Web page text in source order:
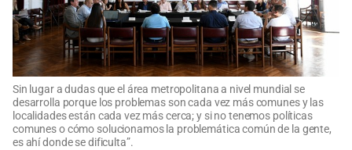
Sin lugar a dudas que el área metropolitana a nivel mundial se
desarrolla porque los problemas son cada vez más comunes y las
localidades están cada vez más cerca; y si no tenemos políticas
comunes o cómo solucionamos la problemática común de la gente,
es ahí donde se dificulta”.